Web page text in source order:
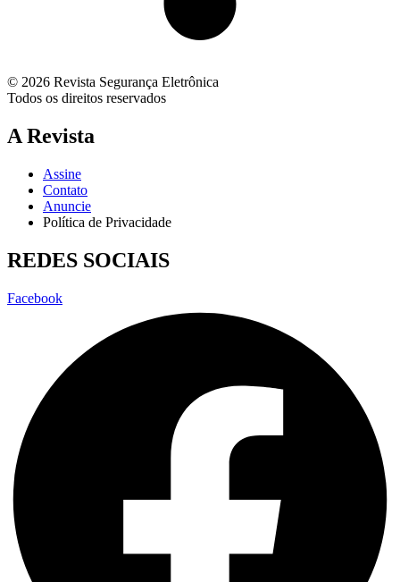
© 2026 Revista Segurança Eletrônica
Todos os direitos reservados
A Revista
Assine
Contato
Anuncie
Política de Privacidade
REDES SOCIAIS
Facebook